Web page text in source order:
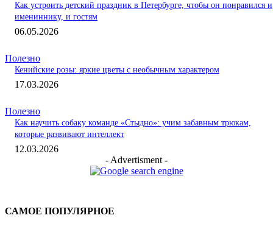
Как устроить детский праздник в Петербурге, чтобы он понравился и
имениннику, и гостям
06.05.2026
Полезно
Кенийские розы: яркие цветы с необычным характером
17.03.2026
Полезно
Как научить собаку команде «Стыдно»: учим забавным трюкам,
которые развивают интеллект
12.03.2026
- Advertisment -
САМОЕ ПОПУЛЯРНОЕ